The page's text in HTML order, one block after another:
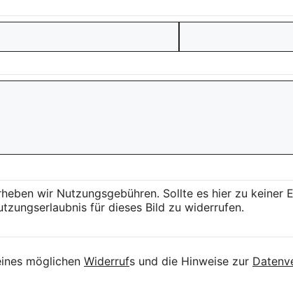
wir Nutzungsgebühren. Sollte es hier zu keiner
für dieses Bild zu widerrufen.
möglichen Widerrufs und die Hinweise zur